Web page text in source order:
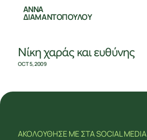
ΑΝΝΑ
ΔΙΑΜΑΝΤΟΠΟΥΛΟΥ
Νίκη χαράς και ευθύνης
OCT 5, 2009
ΑΚΟΛΟΥΘΗΣΕ ΜΕΣΤΑ SOCIAL MEDIA